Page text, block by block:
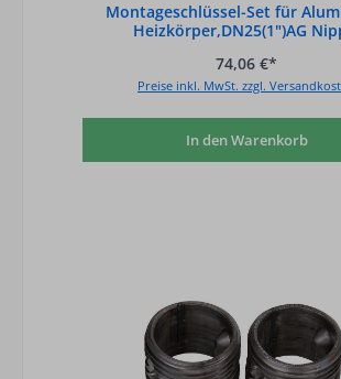
Montageschlüssel-Set für
Heizkörper,DN25(1")AG
74,06 €*
Preise inkl. MwSt. zzgl.
In den Warenkorb